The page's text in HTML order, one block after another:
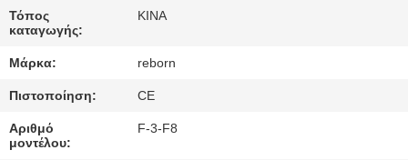
ΖΗΤΉΣΤΕ
ΈΝΑ
ΑΠΌΣΠΑΣΜΑ
SITEMAP
Τόπος
καταγωγής:
ΚΙΝΑ
Μάρκα: reborn
Πιστοποίηση: CE
Αριθμό
μοντέλου:
F-3-F8